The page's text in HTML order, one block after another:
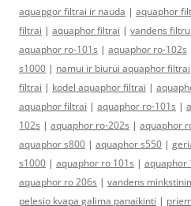
aquapgor filtrai ir nauda | aquaphor
filtrai | aquaphor filtrai | vandens
aquaphor ro-101s | aquaphor ro-102s
s1000 | namui ir biurui aquaphor filtrai
filtrai | kodel aquaphor filtrai |
aquaphor filtrai | aquaphor ro-101s |
102s | aquaphor ro-202s | aquaphor
aquaphor s800 | aquaphor s550 |
s1000 | aquaphor ro 101s | aquaphor
aquaphor ro 206s | vandens
pelesio kvapa galima panaikinti |